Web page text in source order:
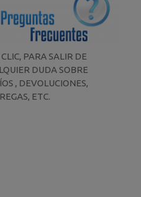
PARA SALIR DE
DUDA SOBRE
, DEVOLUCIONES,
ETC.